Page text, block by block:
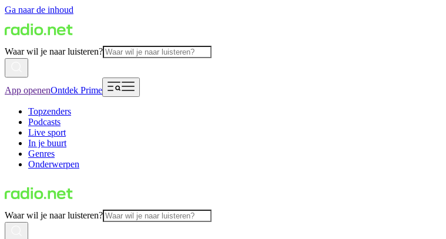
Ga naar de inhoud
Waar wil je naar luisteren?
App openenOntdek Prime
Topzenders
Podcasts
Live sport
In je buurt
Genres
Onderwerpen
Waar wil je naar luisteren?